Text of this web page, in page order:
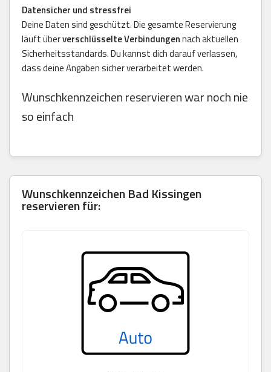
Datensicher und stressfrei
Deine Daten sind geschützt. Die gesamte Reservierung
läuft überverschlüsselte Verbindungennach aktuellen
Sicherheitsstandards. Du kannst dich darauf verlassen,
dass deine Angaben sicher verarbeitet werden.
Wunschkennzeichen reservieren war noch nie
so einfach
WunschkennzeichenBad Kissingen
reservieren für: